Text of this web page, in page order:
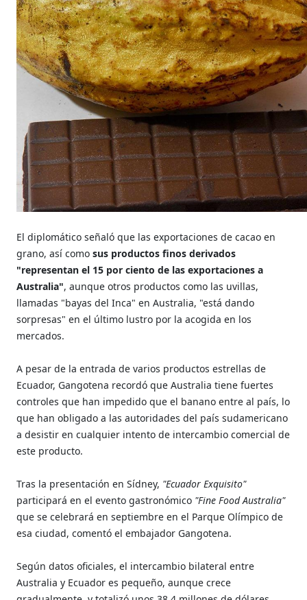
El diplomático señaló que las exportaciones de cacao en
grano, así comosus productos finos derivados
"representan el 15 por ciento de las exportaciones a
Australia", aunque otros productos como las uvillas,
llamadas "bayas del Inca" en Australia, "está dando
sorpresas" en el último lustro por la acogida en los
mercados.
A pesar de la entrada de varios productos estrellas de
Ecuador, Gangotena recordó que Australia tiene fuertes
controles que han impedido que el banano entre al país, lo
que han obligado a las autoridades del país sudamericano
a desistir en cualquier intento de intercambio comercial de
este producto.
Tras la presentación en Sídney, "Ecuador Exquisito"
participará en el evento gastronómico "Fine Food Australia"
que se celebrará en septiembre en el Parque Olímpico de
esa ciudad, comentó el embajador Gangotena.
Según datos oficiales, el intercambio bilateral entre
Australia y Ecuador es pequeño, aunque crece